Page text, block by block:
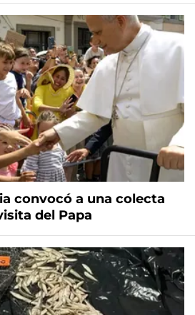
convocó a una colecta
del Papa